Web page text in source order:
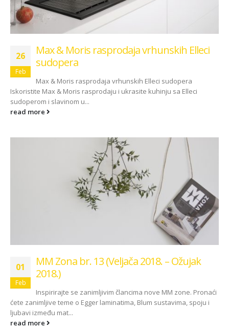
26
Feb
Max & Moris rasprodaja vrhunskih Elleci
sudopera
Max & Moris rasprodaja vrhunskih Elleci sudopera
Iskoristite Max & Moris rasprodaju i ukrasite kuhinju sa Elleci
sudoperom i slavinom u...
read more
01
Feb
MM Zona br. 13 (Veljača 2018. – Ožujak
2018.)
Inspirirajte se zanimljivim člancima nove MM zone. Pronaći
ćete zanimljive teme o Egger laminatima, Blum sustavima, spoju i
ljubavi između mat...
read more